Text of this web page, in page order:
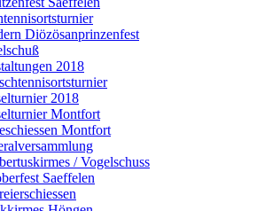
Diözösanprinzenfest
2018
2018
Montfort
Montfort
/ Vogelschuss
Saeffelen